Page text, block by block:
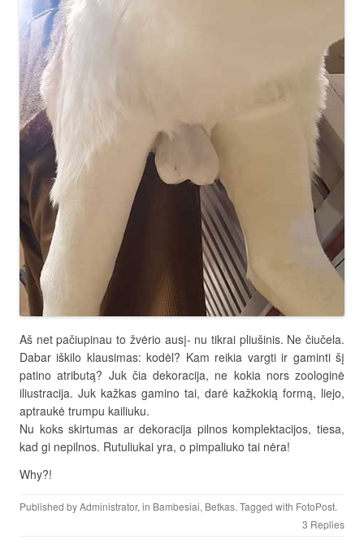
Aš net pačiupinau to žvėrio ausį- nu tikrai pliušinis. Ne čiučela.
Dabar iškilo klausimas: kodėl? Kam reikia vargti ir gaminti šį
patino atributą? Juk čia dekoracija, ne kokia nors zoologinė
iliustracija. Juk kažkas gamino tai, darė kažkokią formą, liejo,
aptraukė trumpu kailiuku.
Nu koks skirtumas ar dekoracija pilnos komplektacijos, tiesa,
kad gi nepilnos. Rutuliukai yra, o pimpaliuko tai nėra!
Why?!
Published byAdministrator, in Bambesiai, Betkas. Tagged with FotoPost.
3 Replies